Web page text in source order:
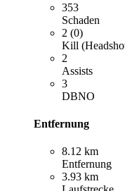
353
Schaden
2 (0)
Kill
2
Assists
3
DBNO
Entfernung
8.12 km
Entfernung
3.93 km